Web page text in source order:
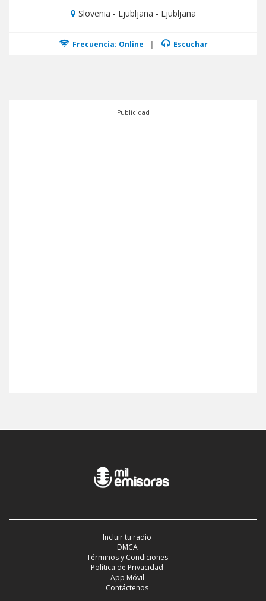
Slovenia - Ljubljana - Ljubljana
Frecuencia: Online | Escuchar
Publicidad
Incluir tu radio
DMCA
Términos y Condiciones
Política de Privacidad
App Móvil
Contáctenos